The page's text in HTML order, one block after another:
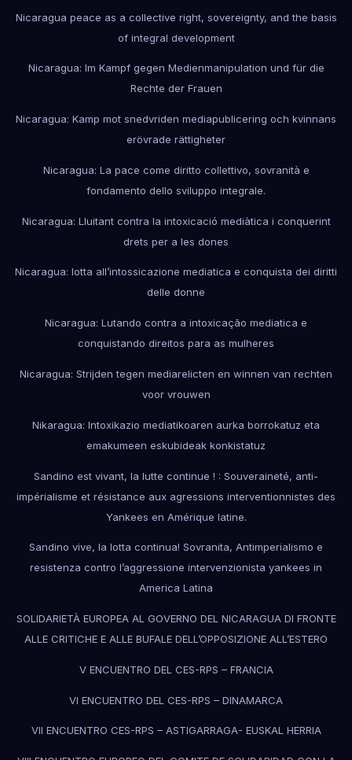
Nicaragua peace as a collective right, sovereignty, and the basis
of integral development
Nicaragua: Im Kampf gegen Medienmanipulation und für die
Rechte der Frauen
Nicaragua: Kamp mot snedvriden mediapublicering och kvinnans
erövrade rättigheter
Nicaragua: La pace come diritto collettivo, sovranità e
fondamento dello sviluppo integrale.
Nicaragua: Lluitant contra la intoxicació mediàtica i conquerint
drets per a les dones
Nicaragua: lotta all’intossicazione mediatica e conquista dei diritti
delle donne
Nicaragua: Lutando contra a intoxicação mediatica e
conquistando direitos para as mulheres
Nicaragua: Strijden tegen mediarelicten en winnen van rechten
voor vrouwen
Nikaragua: Intoxikazio mediatikoaren aurka borrokatuz eta
emakumeen eskubideak konkistatuz
Sandino est vivant, la lutte continue ! : Souveraineté, anti-
impérialisme et résistance aux agressions interventionnistes des
Yankees en Amérique latine.
Sandino vive, la lotta continua! Sovranita, Antimperialismo e
resistenza contro l’aggressione intervenzionista yankees in
America Latina
SOLIDARIETÀ EUROPEA AL GOVERNO DEL NICARAGUA DI FRONTE
ALLE CRITICHE E ALLE BUFALE DELL’OPPOSIZIONE ALL’ESTERO
V ENCUENTRO DEL CES-RPS – FRANCIA
VI ENCUENTRO DEL CES-RPS – DINAMARCA
VII ENCUENTRO CES-RPS – ASTIGARRAGA- EUSKAL HERRIA